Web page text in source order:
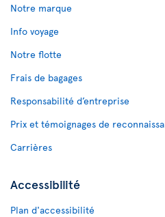
Notre marque
Info voyage
Notre flotte
Frais de bagages
Responsabilité d’entreprise
Prix et témoignages de
Carrières
Accessibilité
Plan d'accessibilité